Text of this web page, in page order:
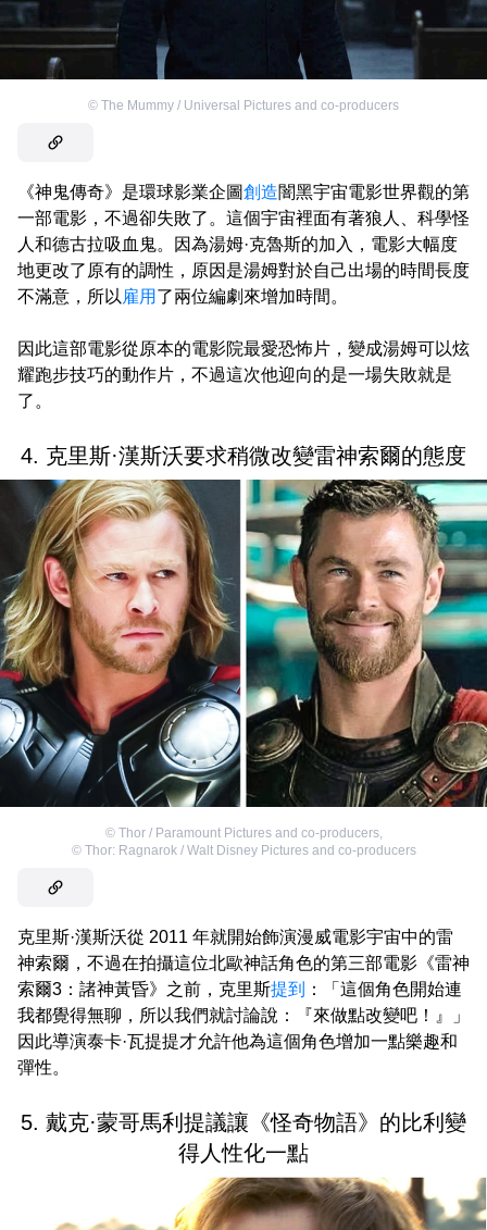
© The Mummy / Universal Pictures and co-producers
《神鬼傳奇》是環球影業企圖創造闇黑宇宙電影世界觀的第
一部電影，不過卻失敗了。這個宇宙裡面有著狼人、科學怪
人和德古拉吸血鬼。因為湯姆·克魯斯的加入，電影大幅度
地更改了原有的調性，原因是湯姆對於自己出場的時間長度
不滿意，所以雇用 了兩位編劇來增加時間。
因此這部電影從原本的電影院最愛恐怖片，變成湯姆可以炫
耀跑步技巧的動作片，不過這次他迎向的是一場失敗就是
了。
4. 克里斯·漢斯沃要求稍微改變雷神索爾的態度
© Thor / Paramount Pictures and co-producers,
© Thor: Ragnarok / Walt Disney Pictures and co-producers
克里斯·漢斯沃從 2011 年就開始飾演漫威電影宇宙中的雷
神索爾，不過在拍攝這位北歐神話角色的第三部電影《雷神
索爾3：諸神黃昏》之前，克里斯提到
：「這個角色開始連
我都覺得無聊，所以我們就討論說：『來做點改變吧！』」
因此導演泰卡·瓦提提才允許他為這個角色增加一點樂趣和
彈性。
5. 戴克·蒙哥馬利提議讓《怪奇物語》的比利變
得人性化一點